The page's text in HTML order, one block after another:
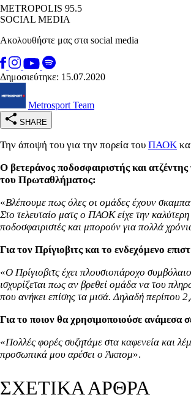
METROPOLIS 95.5
SOCIAL MEDIA
Ακολουθήστε μας στα social media
Δημοσιεύτηκε: 15.07.2020
Metrosport Team
SHARE
Την άποψή του για την πορεία του ΠΑΟΚ
Ο βετεράνος ποδοσφαιριστής και
του Πρωταθλήματος:
«Βλέπουμε πως όλες οι ομάδες έχουν
Στο τελευταίο ματς ο ΠΑΟΚ είχε την
ποδοσφαιριστές και μπορούν για πολλά
Για τον Πρίγιοβιτς και το ενδεχόμενο
«Ο Πρίγιοβιτς έχει πλουσιοπάροχο
ισχυρίζεται πως αν βρεθεί ομάδα να του
που ανήκει επίσης τα μισά. Δηλαδή περίπου
Για το ποιον θα χρησιμοποιούσε ανάμεσα
«Πολλές φορές συζητάμε στα καφενεία και
προσωπικά μου αρέσει ο Άκπομ».
ΣΧΕΤΙΚΑ ΑΡΘΡΑ